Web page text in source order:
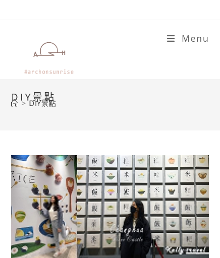
Menu
DIY景點
> DIY景點